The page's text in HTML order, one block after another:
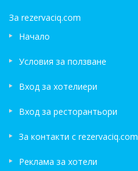
За rezervaciq.com
Начало
Условия за ползване
Вход за хотелиери
Вход за ресторантьори
За контакти с rezervaciq.com
Реклама за хотели